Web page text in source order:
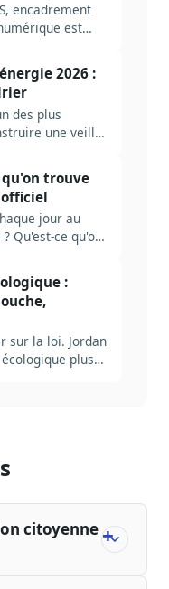
encadrement
est
AP
autorités,2026 :
des plus
une veille
dans le
énergie-
qu'on trouve
jour au
Qu'est-ce qu'on
et ce qu'il
se noyer. :
sur la loi. Jordan
plus
citoyenne